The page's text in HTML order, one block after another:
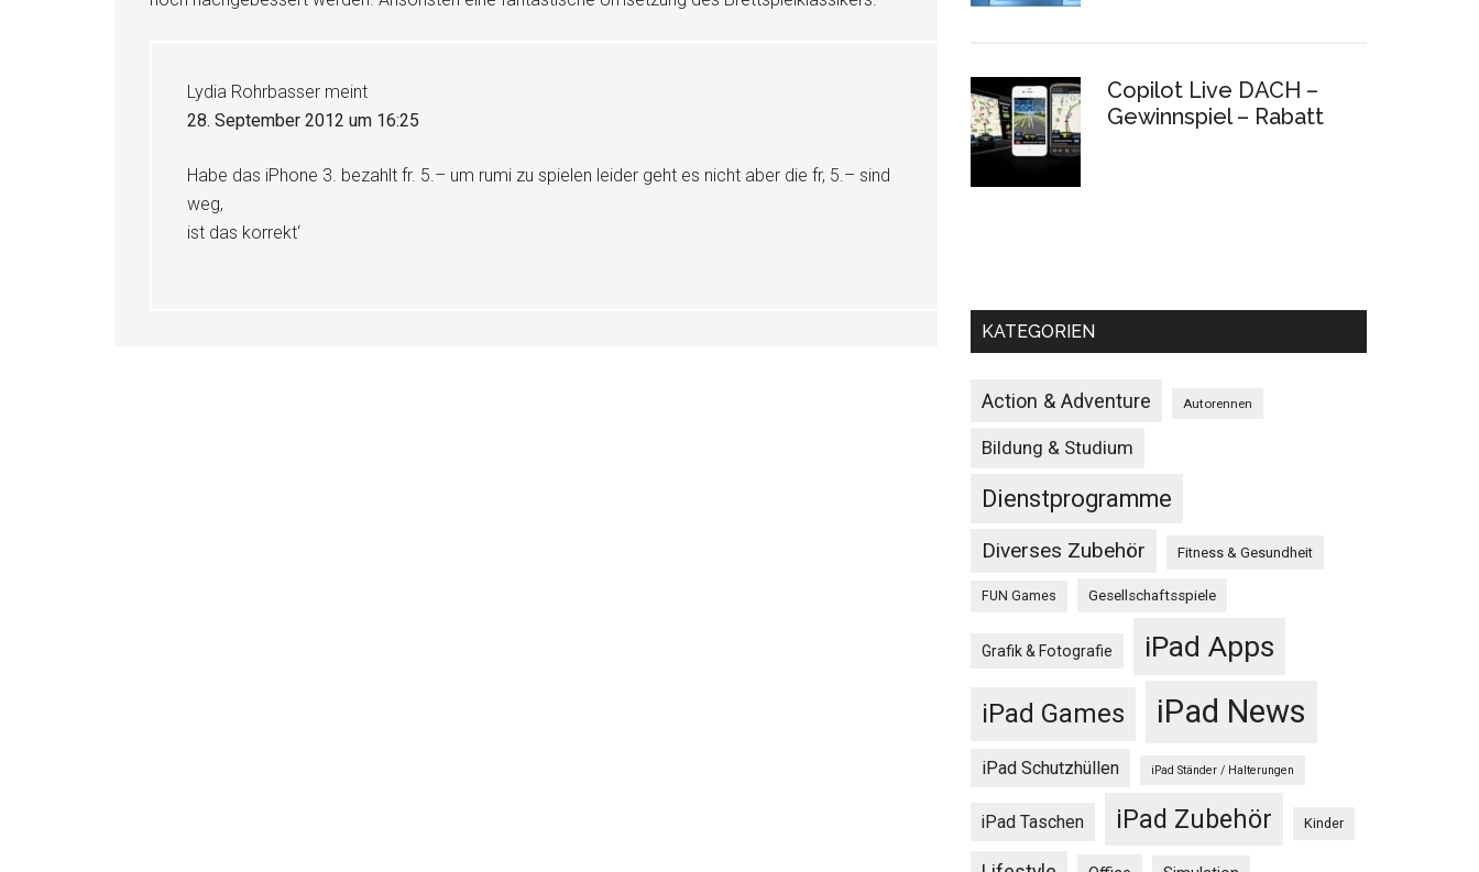
Lydia Rohrbasser meint
28. September 2012 um 16:25
Habe das iPhone 3. bezahlt fr. 5.– um rumi zu spielen leider geht es nicht aber die fr, 5.– sind
weg,
ist das korrekt‘
Copilot Live DACH –
Gewinnspiel – Rabatt
KATEGORIEN
Action & Adventure Autorennen
Bildung & Studium
Dienstprogramme
Diverses Zubehör Fitness & Gesundheit
FUN Games Gesellschaftsspiele
Grafik & Fotografie iPad Apps
iPad Games iPad News
iPad Schutzhüllen iPad Ständer / Halterungen
iPad Taschen iPad Zubehör Kinder